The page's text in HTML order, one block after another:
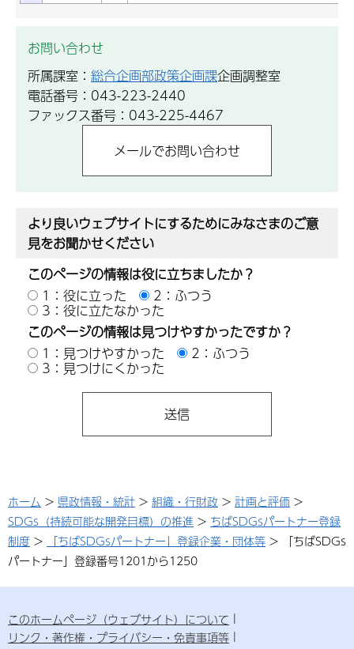
お問い合わせ
所属課室： 総合企画部政策企画課企画調整室
電話番号：043-223-2440
ファックス番号：043-225-4467
より良いウェブサイトにするためにみなさまのご意
見をお聞かせください
このページの情報は役に立ちましたか？
1：役に立った
2：ふつう
3：役に立たなかった
このページの情報は見つけやすかったですか？
1：見つけやすかった
2：ふつう
3：見つけにくかった
ホーム > 県政情報・統計 > 組織・行財政 > 計画と評価 >
SDGs（持続可能な開発目標）の推進 > ちばSDGsパートナー登録
制度 > 「ちばSDGsパートナー」登録企業・団体等 > 「ちばSDGs
パートナー」登録番号1201から1250
このホームページ（ウェブサイト）について
リンク・著作権・プライバシー・免責事項等